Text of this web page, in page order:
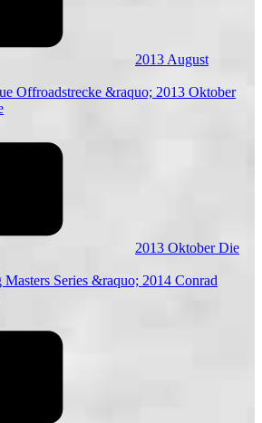
2013 August
2013 Oktober Die